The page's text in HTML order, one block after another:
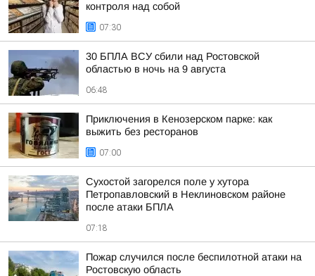
контроля над собой
07:30
30 БПЛА ВСУ сбили над Ростовской
областью в ночь на 9 августа
06:48
Приключения в Кенозерском парке: как
выжить без ресторанов
07:00
Сухостой загорелся поле у хутора
Петропавловский в Неклиновском районе
после атаки БПЛА
07:18
Пожар случился после беспилотной атаки на
Ростовскую область